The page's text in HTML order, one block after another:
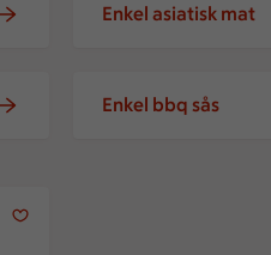
Enkel asiatisk mat
Enkel bbq sås